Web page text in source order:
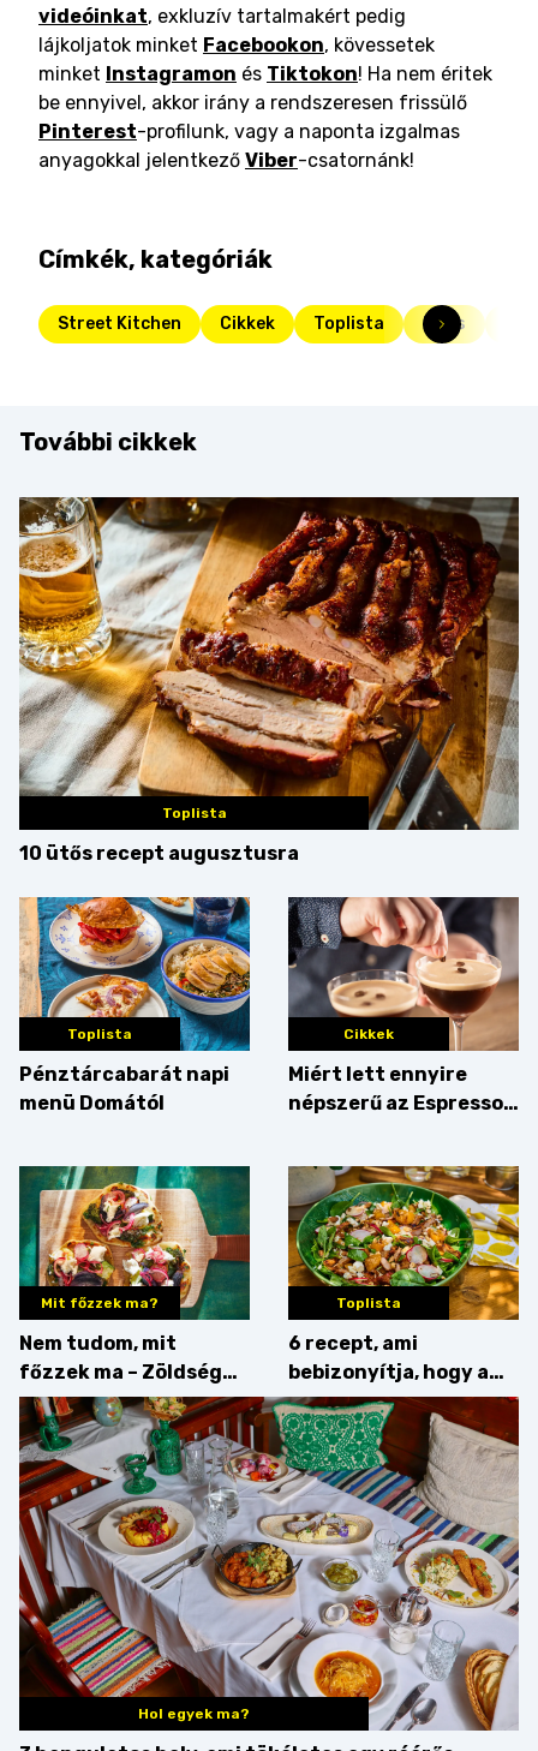
videóinkat, exkluzív tartalmakért pedig
lájkoljatok minket Facebookon, kövessetek
minket Instagramon és Tiktokon! Ha nem éritek
be ennyivel, akkor irány a rendszeresen frissülő
Pinterest-profilunk, vagy a naponta izgalmas
anyagokkal jelentkező Viber-csatornánk!
Címkék, kategóriák
Street Kitchen Cikkek Toplista Friss
További cikkek
Toplista
10 ütős recept augusztusra
Toplista
Pénztárcabarát napi
menü Domától
Cikkek
Miért lett ennyire
népszerű az Espresso
érdemes enni mellé?
Mit főzzek ma?
Nem tudom, mit
főzzek ma – Zöldség
minden mennyiségben
Toplista
6 recept, ami
bebizonyítja, hogy a
barack húsok mellé is
zseniális
Hol egyek ma?